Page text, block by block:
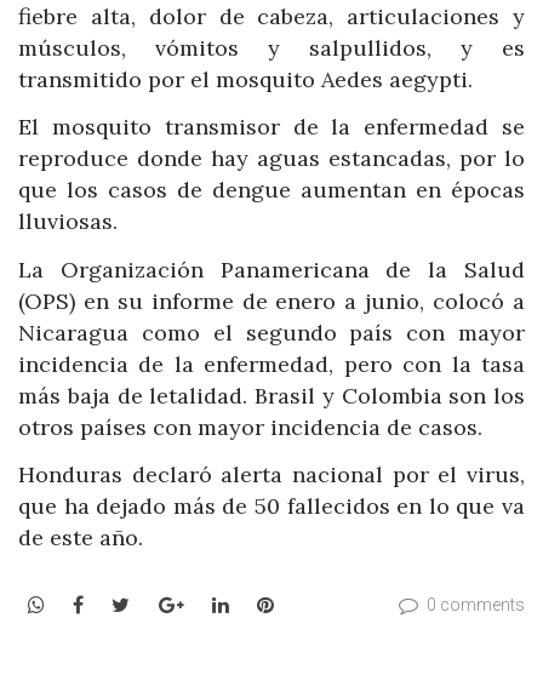
fiebre alta, dolor de cabeza, articulaciones y
músculos, vómitos y salpullidos, y es
transmitido por el mosquito Aedes aegypti.
El mosquito transmisor de la enfermedad se
reproduce donde hay aguas estancadas, por lo
que los casos de dengue aumentan en épocas
lluviosas.
La Organización Panamericana de la Salud
(OPS) en su informe de enero a junio, colocó a
Nicaragua como el segundo país con mayor
incidencia de la enfermedad, pero con la tasa
más baja de letalidad. Brasil y Colombia son los
otros países con mayor incidencia de casos.
Honduras declaró alerta nacional por el virus,
que ha dejado más de 50 fallecidos en lo que va
de este año.
WhatsApp
Facebook
TwitterGoogle+LinkedInPinterest 0 comments